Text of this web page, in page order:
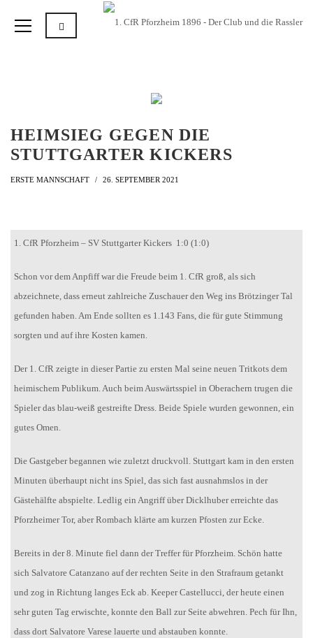
HEIMSIEG GEGEN DIE
STUTTGARTER KICKERS
ERSTE MANNSCHAFT 26. SEPTEMBER 2021
1. CfR Pforzheim – SV Stuttgarter Kickers 1:0 (1:0)
Schon vor dem Anpfiff war die Freude beim 1. CfR groß, als sich
abzeichnete, dass erneut zahlreiche Zuschauer den Weg ins Brötzinger Tal
gefunden haben. Am Ende sollten es 1.143 Fans, die für gute Stimmung
sorgten und auf ihre Kosten kamen.
Der 1. CfR zeigte in dieser Partie zu ersten Mal seine neuen Tritkots dem
heimischem Publikum. Auch beim Auswärtsspiel in Oberachern trugen die
Spieler das blau-weiß gestreifte Dress. Beide Spiele wurden gewonnen, ein
gutes Omen.
Die Gastgeber begannen wie zuletzt druckvoll. Stuttgart kam in den ersten
Minuten überhaupt nicht ins Spiel, das sich fast ausnahmslos in der
Gästehälfte abspielte. Ledlig ein Angriff über Dicklhuber erreichte das
Pforzheimer Tor, aber Rombach klärte am kurzen Pfosten zur Ecke.
Bereits in der 8. Minute fiel dann der Treffer für Pforzheim. Schön hatte
sich Salvatore Catanzano auf der rechten Seite in den Strafraum getankt
und zog in Richtung langes Eck ab. Keeper Castellucci, der heute einen
sehr guten Tag erwischte, konnte den Ball zur Seite abwehren. Pech für Ihn,
dass dort Salvatore Varese lauerte und abstauben konnte.